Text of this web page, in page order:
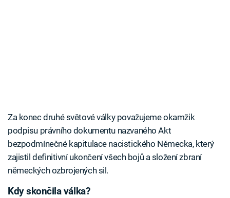
Za konec druhé světové války považujeme okamžik
podpisu právního dokumentu nazvaného Akt
bezpodmínečné kapitulace nacistického Německa, který
zajistil definitivní ukončení všech bojů a složení zbraní
německých ozbrojených sil.
Kdy skončila válka?